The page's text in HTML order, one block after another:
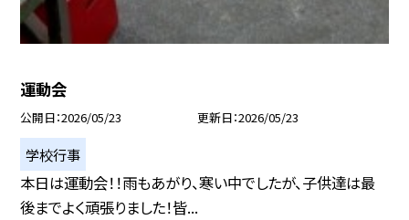
運動会
公開日 2026/05/23 更新日 2026/05/23
学校行事
本日は運動会！！雨もあがり、寒い中でしたが、子供達は最
後までよく頑張りました！皆...